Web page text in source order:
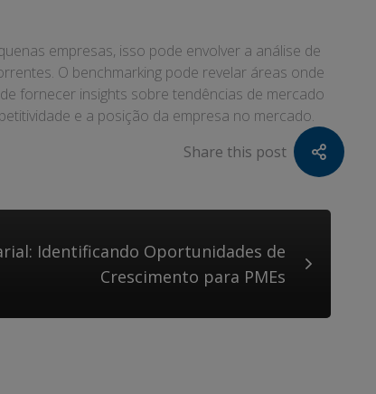
empresas, isso pode envolver a análise de
O benchmarking pode revelar áreas onde
fornecer insights sobre tendências de mercado
e a posição da empresa no mercado.
Share this post
Identificando Oportunidades de
Crescimento para PMEs